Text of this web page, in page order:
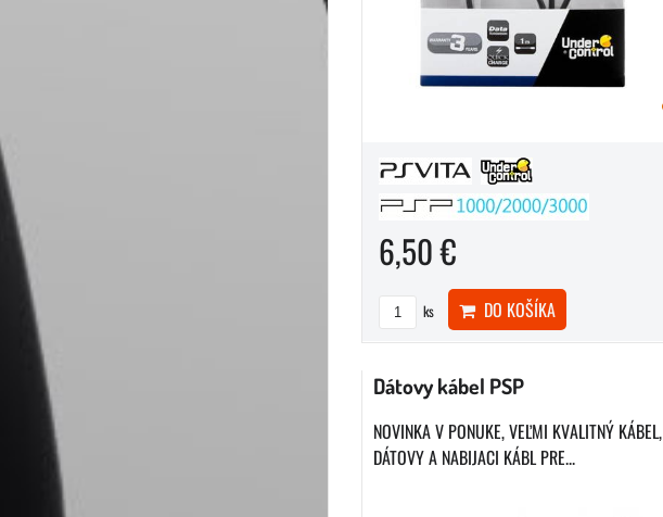
6,50 €
ks DO KOŠÍKA
Dátovy kábel PSP
NOVINKA V PONUKE, VEĽMI KVALITNÝ KÁBEL,
DÁTOVY A NABIJACI KÁBL PRE...